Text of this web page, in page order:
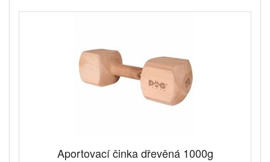
Aportovací činka dřevěná 1000g